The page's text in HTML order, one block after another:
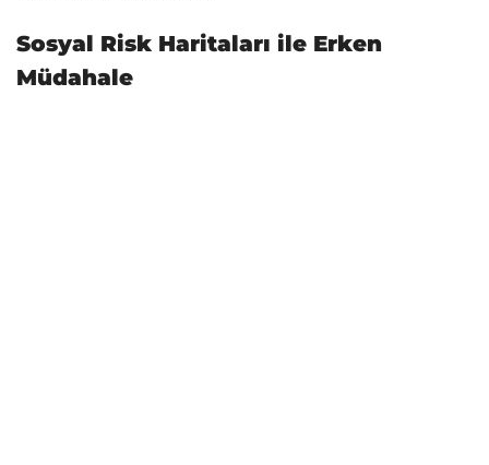
Sosyal Risk Haritaları ile Erken
Müdahale